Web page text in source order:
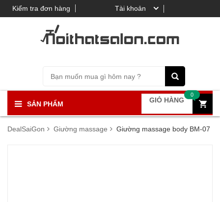
Tài khoản
Kiểm tra đơn hàng
SẢN PHẨM GIỎ HÀNG
0
DealSaiGon Giường massage Giường massage body BM-07